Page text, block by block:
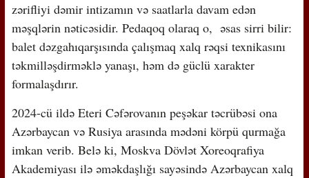
zərifliyi dəmir intizamın və saatlarla davam edən
məşqlərin nəticəsidir. Pedaqoq olaraq o, əsas sirri bilir:
balet dəzgahıqarşısında çalışmaq xalq rəqsi texnikasını
təkmilləşdirməklə yanaşı, həm də güclü xarakter
formalaşdırır.
2024-cü ildə Eteri Cəfərovanın peşəkar təcrübəsi ona
Azərbaycan və Rusiya arasında mədəni körpü qurmağa
imkan verib. Belə ki, Moskva Dövlət Xoreoqrafiya
Akademiyası ilə əməkdaşlığı sayəsində Azərbaycan xalq